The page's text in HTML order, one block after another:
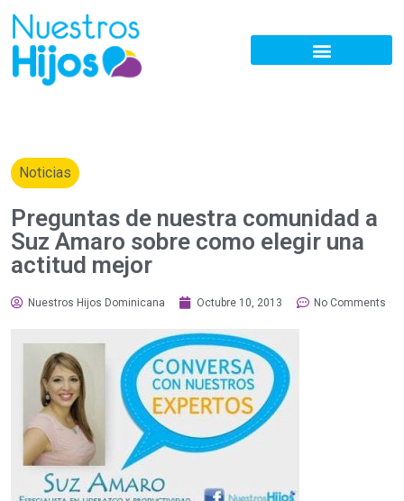
Noticias
Preguntas de nuestra comunidad a
Suz Amaro sobre como elegir una
actitud mejor
Nuestros Hijos Dominicana Octubre 10, 2013 No Comments